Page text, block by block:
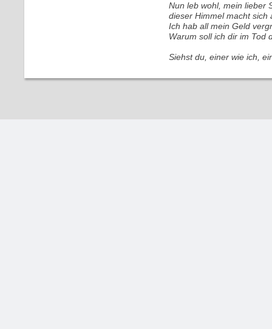
Nun leb wohl, mein lieber
dieser Himmel macht sich
Ich hab all mein Geld
Warum soll ich dir im Tod
Siehst du, einer wie ich,